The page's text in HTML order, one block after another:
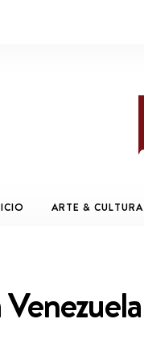
ARTE & CULTURA